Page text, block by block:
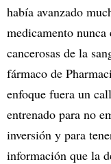
había avanzado
medicamento
cancerosas de la
fármaco de
enfoque fuera un
entrenado para no
inversión y para
información que la